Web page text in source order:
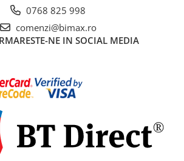
0768 825 998
comenzi@bimax.ro
NE IN SOCIAL MEDIA